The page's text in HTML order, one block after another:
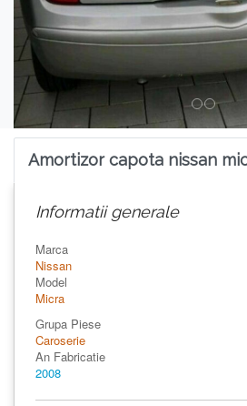
Amortizor capota nissan
Informatii generale
Marca
Nissan
Model
Micra
Grupa Piese
Caroserie
An Fabricatie
2008